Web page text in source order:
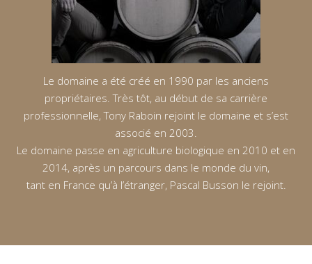
Le domaine a été créé en 1990 par les anciens
propriétaires. Très tôt, au début de sa carrière
professionnelle, Tony Raboin rejoint le domaine et s’est
associé en 2003.
Le domaine passe en agriculture biologique en 2010 et en
2014, après un parcours dans le monde du vin,
tant en France qu’à l’étranger, Pascal Busson le rejoint.